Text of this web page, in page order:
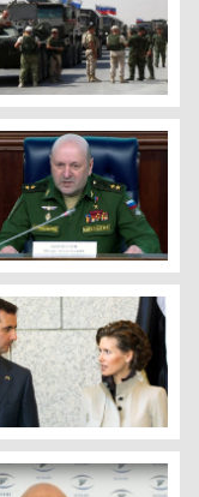
العربی جدید: روسیه
ایگور کریلوف،
بشار اسد و همسر